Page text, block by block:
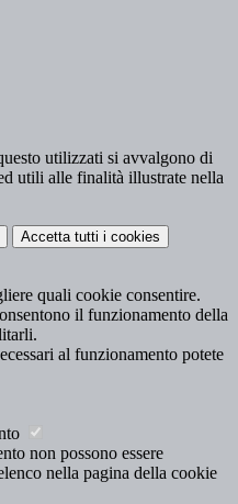
utilizzati si avvalgono di
utili alle finalità illustrate nella
Accetta tutti i cookies
quali cookie consentire.
il funzionamento della
al funzionamento potete
non possono essere
nella pagina della cookie